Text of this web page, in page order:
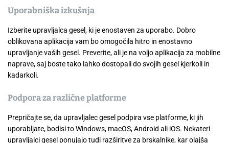
Uporabniška izkušnja
Izberite upravljalca gesel, ki je enostaven za uporabo. Dobro
oblikovana aplikacija vam bo omogočila hitro in enostavno
upravljanje vaših gesel. Preverite, ali je na voljo aplikacija za mobilne
naprave, saj boste tako lahko dostopali do svojih gesel kjerkoli in
kadarkoli.
Podpora za različne platforme
Prepričajte se, da upravljalec gesel podpira vse platforme, ki jih
uporabljate, bodisi to Windows, macOS, Android ali iOS. Nekateri
upravljalci gesel ponujajo tudi razširitve za brskalnike, kar olajša